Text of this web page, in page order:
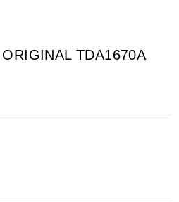
TDA1670A